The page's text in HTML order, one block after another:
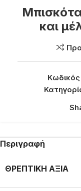
και
Περιγραφή
ΘΡΕΠΤΙΚΗ ΑΞΙΑ